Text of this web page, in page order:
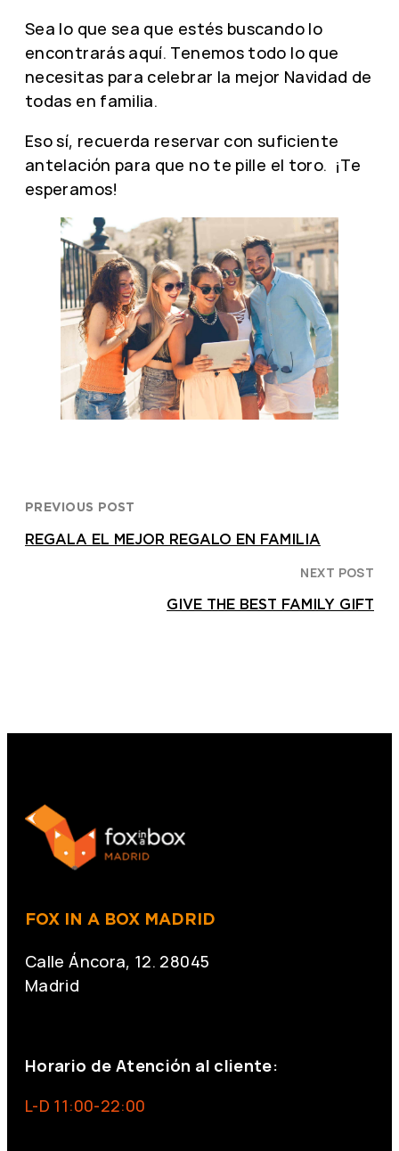
Sea lo que sea que estés buscando lo
encontrarás aquí. Tenemos todo lo que
necesitas para celebrar la mejor Navidad de
todas en familia.
Eso sí, recuerda reservar con suficiente
antelación para que no te pille el toro. ¡Te
esperamos!
PREVIOUS POST
REGALA EL MEJOR REGALO EN FAMILIA
NEXT POST
GIVE THE BEST FAMILY GIFT
FOX IN A BOX MADRID
Calle Áncora, 12. 28045
Madrid
Horario de Atención al cliente:
L-D 11:00-22:00